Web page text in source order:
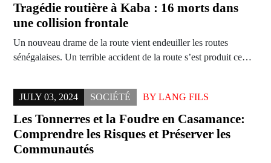
Tragédie routière à Kaba : 16 morts dans
une collision frontale
Un nouveau drame de la route vient endeuiller les routes
sénégalaises. Un terrible accident de la route s’est produit ce…
JULY 03, 2024 SOCIÉTÉ BY LANG FILS
Les Tonnerres et la Foudre en Casamance:
Comprendre les Risques et Préserver les
Communautés